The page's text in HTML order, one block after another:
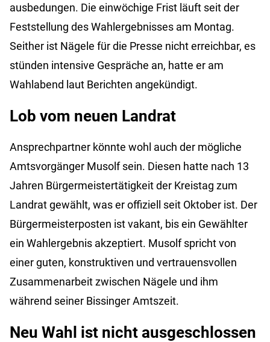
ausbedungen. Die einwöchige Frist läuft seit der
Feststellung des Wahlergebnisses am Montag.
Seither ist Nägele für die Presse nicht erreichbar, es
stünden intensive Gespräche an, hatte er am
Wahlabend laut Berichten angekündigt.
Lob vom neuen Landrat
Ansprechpartner könnte wohl auch der mögliche
Amtsvorgänger Musolf sein. Diesen hatte nach 13
Jahren Bürgermeistertätigkeit der Kreistag zum
Landrat gewählt, was er offiziell seit Oktober ist. Der
Bürgermeisterposten ist vakant, bis ein Gewählter
ein Wahlergebnis akzeptiert. Musolf spricht von
einer guten, konstruktiven und vertrauensvollen
Zusammenarbeit zwischen Nägele und ihm
während seiner Bissinger Amtszeit.
Neu Wahl ist nicht ausgeschlossen